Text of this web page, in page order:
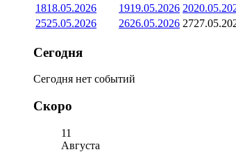
1818.05.2026 1919.05.2026 20
2525.05.2026 2626.05.2026 27
Сегодня
Сегодня нет событий
Скоро
11
Августа